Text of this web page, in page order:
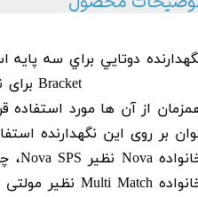
دوتايي براي سه
Bracketبرای
از آن ها مورد استفاده
بر روی این نگهدارنده
Nova نظیر Nova SPS،
Multi Match نظیر مولتی